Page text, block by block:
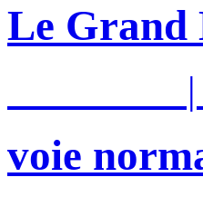
Le Grand
|
voie